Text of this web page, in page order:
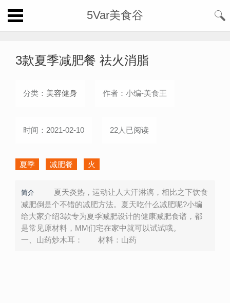
5Var美食谷
3款夏季减肥餐 祛火消脂
分类： 美容健身 作者：小编-美食王
时间：2021-02-10 22人已阅读
夏季 减肥餐 火
简介
夏天炎热，运动让人大汗淋漓，相比之下饮食
减肥倒是个不错的减肥方法。夏天吃什么减肥呢?小编
给大家介绍3款专为夏季减肥设计的健康减肥食谱，都
是常见原材料，MM们宅在家中就可以试试哦。
一、山药炒木耳： 材料：山药